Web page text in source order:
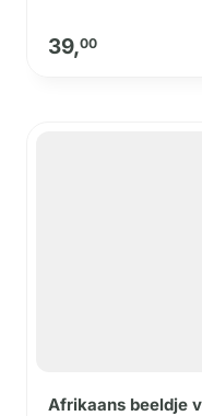
39,00
Afrikaans beeldje